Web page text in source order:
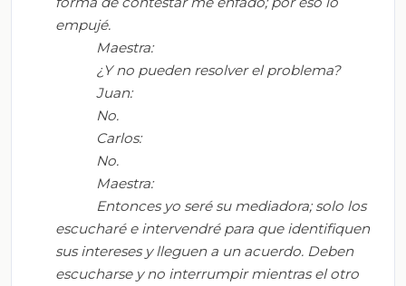
empujé.
Maestra:
¿Y no pueden resolver el problema?
Juan:
No.
Carlos:
No.
Maestra:
Entonces yo seré su mediadora; solo los
escucharé e intervendré para que identifiquen
sus intereses y lleguen a un acuerdo. Deben
escucharse y no interrumpir mientras el otro